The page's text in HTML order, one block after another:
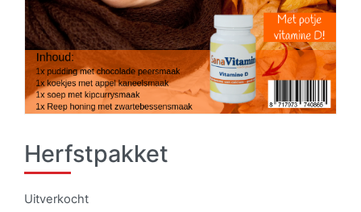
Herfstpakket
Uitverkocht